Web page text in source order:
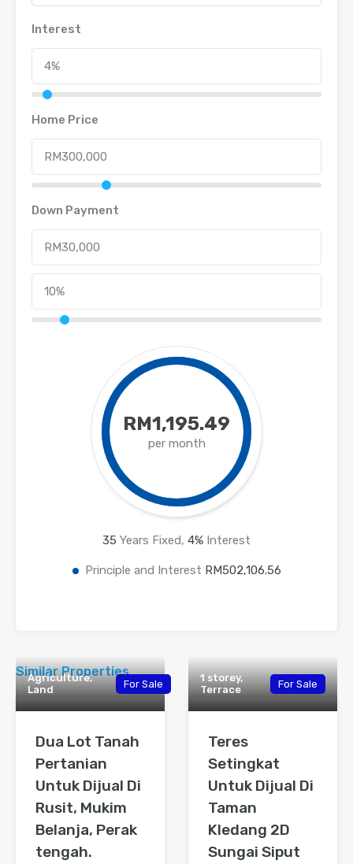
Interest
Home Price
Down Payment
RM1,195.49
per month
35 Years Fixed, 4% Interest
Principle and Interest RM502,106.56
Similar Properties
Agriculture,
Land
For Sale
Dua Lot Tanah
Pertanian
Untuk Dijual Di
Rusit, Mukim
Belanja, Perak
tengah.
1 storey,
Terrace
For Sale
Teres
Setingkat
Untuk Dijual Di
Taman
Kledang 2D
Sungai Siput